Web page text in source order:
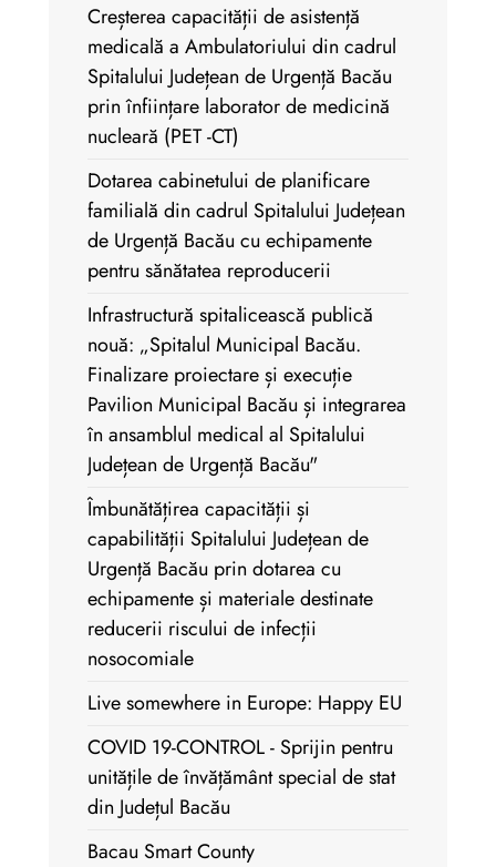
Creșterea capacității de asistență
medicală a Ambulatoriului din cadrul
Spitalului Județean de Urgență Bacău
prin înființare laborator de medicină
nucleară (PET -CT)
Dotarea cabinetului de planificare
familială din cadrul Spitalului Județean
de Urgență Bacău cu echipamente
pentru sănătatea reproducerii
Infrastructură spitalicească publică
nouă: „Spitalul Municipal Bacău.
Finalizare proiectare și execuție
Pavilion Municipal Bacău și integrarea
în ansamblul medical al Spitalului
Județean de Urgență Bacău"
Îmbunătățirea capacității și
capabilității Spitalului Județean de
Urgență Bacău prin dotarea cu
echipamente și materiale destinate
reducerii riscului de infecții
nosocomiale
Live somewhere in Europe: Happy EU
COVID 19-CONTROL - Sprijin pentru
unitățile de învățământ special de stat
din Județul Bacău
Bacau Smart County